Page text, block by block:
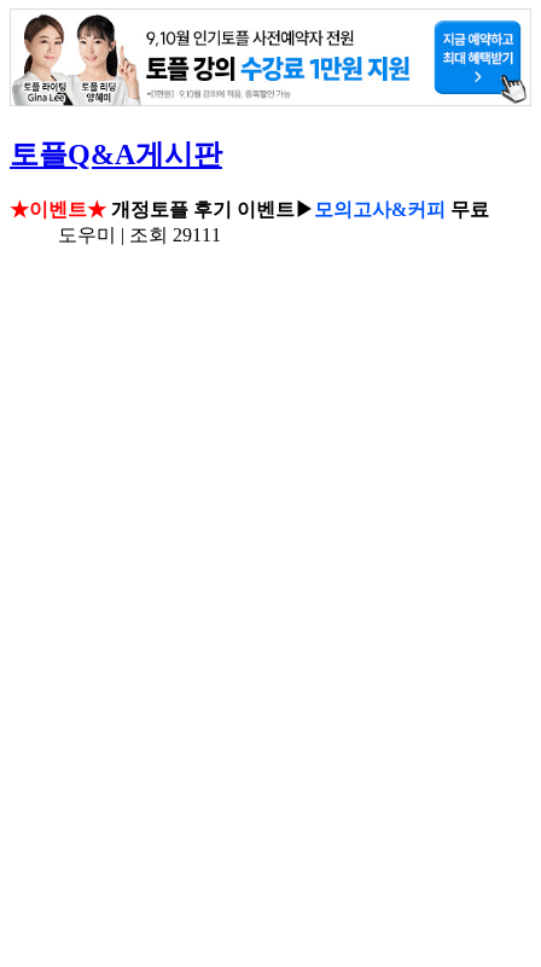
토플Q&A게시판
★이벤트★ 개정토플 후기 이벤트▶모의고사&커피 무료
도우미 | 조회 29111